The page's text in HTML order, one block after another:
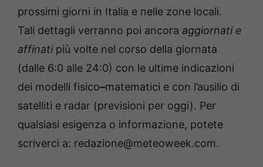
prossimi giorni in Italia e nelle zone locali.
Tali dettagli verranno poi ancora aggiornati e
affinatipiù volte nel corso della giornata
(dalle 6:0 alle 24:0) con le ultime indicazioni
dei modelli fisico–matematici e con l’ausilio di
satelliti e radar (previsioni per oggi). Per
qualsiasi esigenza o informazione, potete
scriverci a: redazione@meteoweek.com.